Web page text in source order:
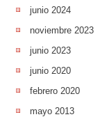
junio 2024
noviembre 2023
junio 2023
junio 2020
febrero 2020
mayo 2013